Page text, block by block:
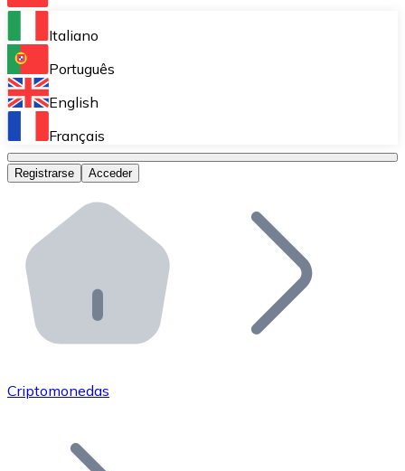
Bitnovo Ramp
Integra nuestra solución en tu plataforma.
Bitnovo Giftcards
Bitnovo OTC
Bitnovo ATM
Integra un ATM Bitnovo en tu negocio y permite que
Bitnovo API
Integra nuestra API en tu ecosistema.
Únete a nuestra red de distribuidores.
Añade tu proyecto a nuestro ecosistema.
Italiano
Português
English
Français
Registrarse Acceder
Criptomonedas